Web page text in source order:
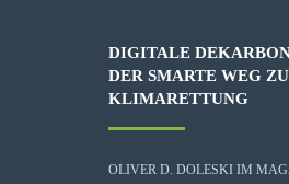
DIGITALE
DER SMARTE WEG
KLIMARETTUNG
OLIVER D. DOLESKI IM